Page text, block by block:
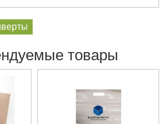
товары